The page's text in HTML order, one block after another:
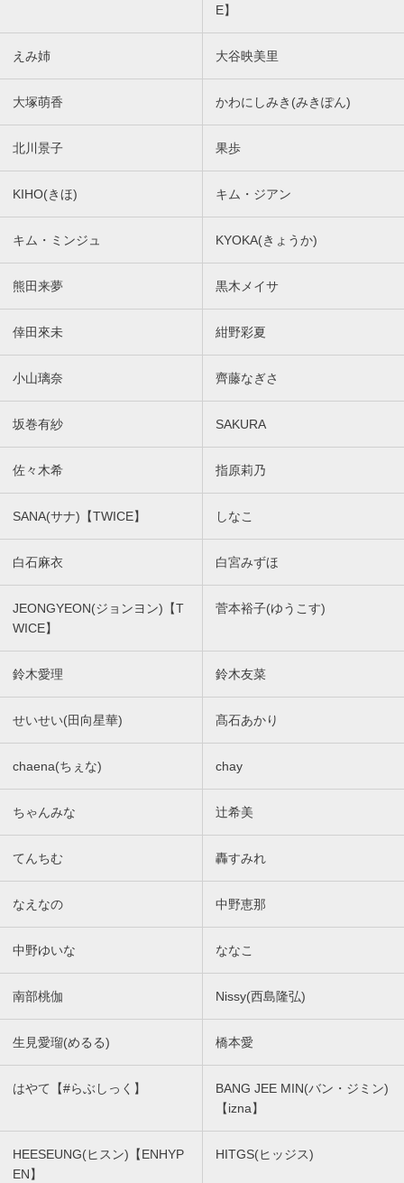
E】
えみ姉 大谷映美里
大塚萌香 かわにしみき(みきぽん)
北川景子 果歩
KIHO(きほ) キム・ジアン
キム・ミンジュ KYOKA(きょうか)
熊田来夢 黒木メイサ
倖田來未 紺野彩夏
小山璃奈 齊藤なぎさ
坂巻有紗 SAKURA
佐々木希 指原莉乃
SANA(サナ)【TWICE】 しなこ
白石麻衣 白宮みずほ
JEONGYEON(ジョンヨン)【T
WICE】
菅本裕子(ゆうこす)
鈴木愛理 鈴木友菜
せいせい(田向星華) 髙石あかり
chaena(ちぇな) chay
ちゃんみな 辻希美
てんちむ 轟すみれ
なえなの 中野恵那
中野ゆいな ななこ
南部桃伽 Nissy(西島隆弘)
生見愛瑠(めるる) 橋本愛
はやて【#らぶしっく】
BANG JEE MIN(バン・ジミン)
【izna】
HEESEUNG(ヒスン)【ENHYP
EN】
HITGS(ヒッジス)